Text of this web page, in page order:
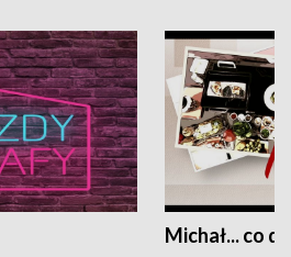
Michał... co